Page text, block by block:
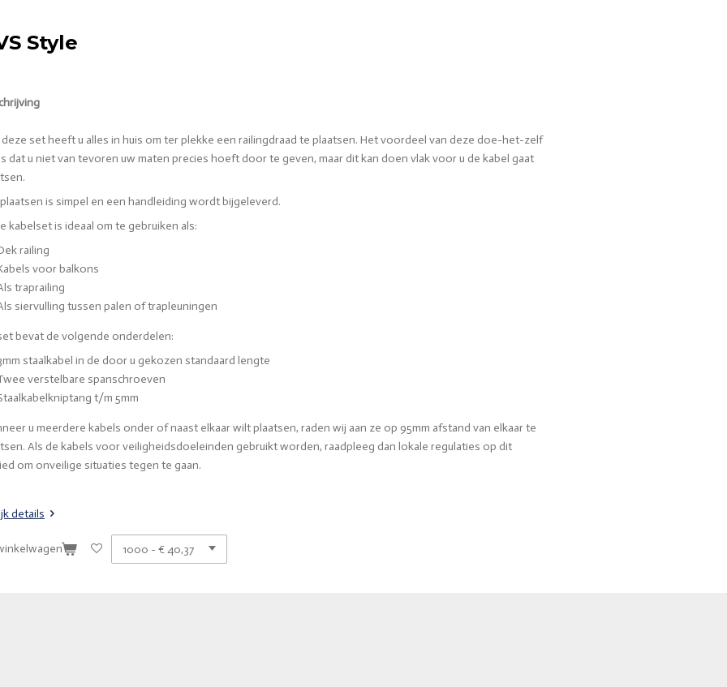
Style
set heeft u alles in huis om ter plekke een railingdraad te plaatsen. Het voordeel van deze doe-het-zelf
dat u niet van tevoren uw maten precies hoeft door te geven, maar dit kan doen vlak voor u de kabel gaat
is simpel en een handleiding wordt bijgeleverd.
kabelset is ideaal om te gebruiken als:
railing
voor balkons
traprailing
siervulling tussen palen of trapleuningen
bevat de volgende onderdelen:
staalkabel in de door u gekozen standaard lengte
verstelbare spanschroeven
t/m 5mm
u meerdere kabels onder of naast elkaar wilt plaatsen, raden wij aan ze op 95mm afstand van elkaar te
Als de kabels voor veiligheidsdoeleinden gebruikt worden, raadpleeg dan lokale regulaties op dit
om onveilige situaties tegen te gaan.
details